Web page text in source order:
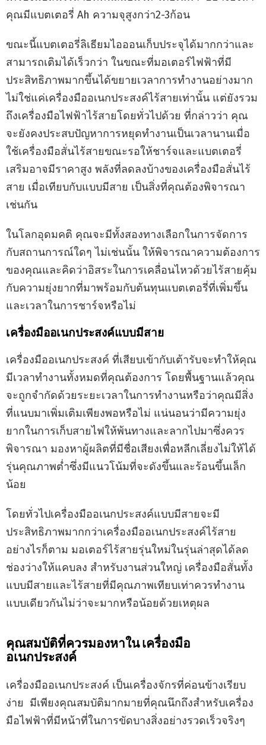
คุณมีแบตเตอรี่ Ah ความจุสูงกว่า2-3ก้อน
ขณะนี้แบตเตอรี่ลิเธียมไอออนเก็บประจุได้มากกว่าและ
สามารถเติมได้เร็วกว่า ในขณะที่มอเตอร์ไฟฟ้าที่มี
ประสิทธิภาพมากขึ้นได้ขยายเวลาการทำงานอย่างมาก
ไม่ใช่แค่เครื่องมืออเนกประสงค์ไร้สายเท่านั้น แต่ยังรวม
ถึงเครื่องมือไฟฟ้าไร้สายโดยทั่วไปด้วย ที่กล่าวว่า คุณ
จะยังคงประสบปัญหาการหยุดทำงานเป็นเวลานานเมื่อ
ใช้เครื่องมือสั่นไร้สายขณะรอให้ชาร์จและแบตเตอรี่
เสริมอาจมีราคาสูง พลังที่ลดลงบ้างของเครื่องมือสั่นไร้
สาย เมื่อเทียบกับแบบมีสาย เป็นสิ่งที่คุณต้องพิจารณา
เช่นกัน
ในโลกอุดมคติ คุณจะมีทั้งสองทางเลือกในการจัดการ
กับสถานการณ์ใดๆ ไม่เช่นนั้น ให้พิจารณาความต้องการ
ของคุณและคิดว่าอิสระในการเคลื่อนไหวด้วยไร้สายคุ้ม
กับความยุ่งยากที่มาพร้อมกับต้นทุนแบตเตอรี่ที่เพิ่มขึ้น
และเวลาในการชาร์จหรือไม่
เครื่องมืออเนกประสงค์แบบมีสาย
เครื่องมืออเนกประสงค์ ที่เสียบเข้ากับเต้ารับจะทำให้คุณ
มีเวลาทำงานทั้งหมดที่คุณต้องการ โดยพื้นฐานแล้วคุณ
จะถูกจำกัดด้วยระยะเวลาในการทำงานหรือว่าคุณมีสิ่ง
ที่แนบมาเพิ่มเติมเพียงพอหรือไม่ แน่นอนว่ามีความยุ่ง
ยากในการเก็บสายไฟให้พ้นทางและลากไปมาซึ่งควร
พิจารณา มองหาผู้ผลิตที่มีชื่อเสียงเพื่อหลีกเลี่ยงไม่ให้ได้
รุ่นคุณภาพต่ำซึ่งมีแนวโน้มที่จะดังขึ้นและร้อนขึ้นเล็ก
น้อย
โดยทั่วไปเครื่องมืออเนกประสงค์แบบมีสายจะมี
ประสิทธิภาพมากกว่าเครื่องมืออเนกประสงค์ไร้สาย
อย่างไรก็ตาม มอเตอร์ไร้สายรุ่นใหม่ในรุ่นล่าสุดได้ลด
ช่องว่างให้แคบลง สำหรับงานส่วนใหญ่ เครื่องมือสั่นทั้ง
แบบมีสายและไร้สายที่มีคุณภาพเทียบเท่าควรทำงาน
แบบเดียวกันไม่ว่าจะมากหรือน้อยด้วยเหตุผล
คุณสมบัติที่ควรมองหาใน เครื่องมือ
อเนกประสงค์
เครื่องมืออเนกประสงค์ เป็นเครื่องจักรที่ค่อนข้างเรียบ
ง่าย มีเพียงคุณสมบัติมากมายที่คุณนึกถึงสำหรับเครื่อง
มือไฟฟ้าที่มีหน้าที่ในการขัดบางสิ่งอย่างรวดเร็วจริงๆ